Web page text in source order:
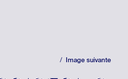
Image suivante